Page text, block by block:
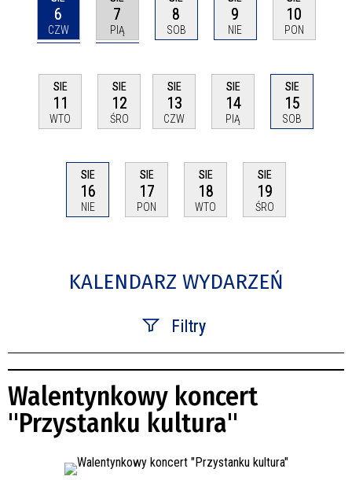
6
CZW
7
PIĄ
8
SOB
9
NIE
10
PON
SIE
11
WTO
SIE
12
ŚRO
SIE
13
CZW
SIE
14
PIĄ
SIE
15
SOB
SIE
16
NIE
SIE
17
PON
SIE
18
WTO
SIE
19
ŚRO
KALENDARZ WYDARZEŃ
Filtry
Kategoria
—
Walentynkowy koncert
"Przystanku kultura"